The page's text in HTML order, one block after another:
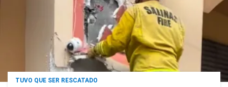
TUVO QUE SER RESCATADO